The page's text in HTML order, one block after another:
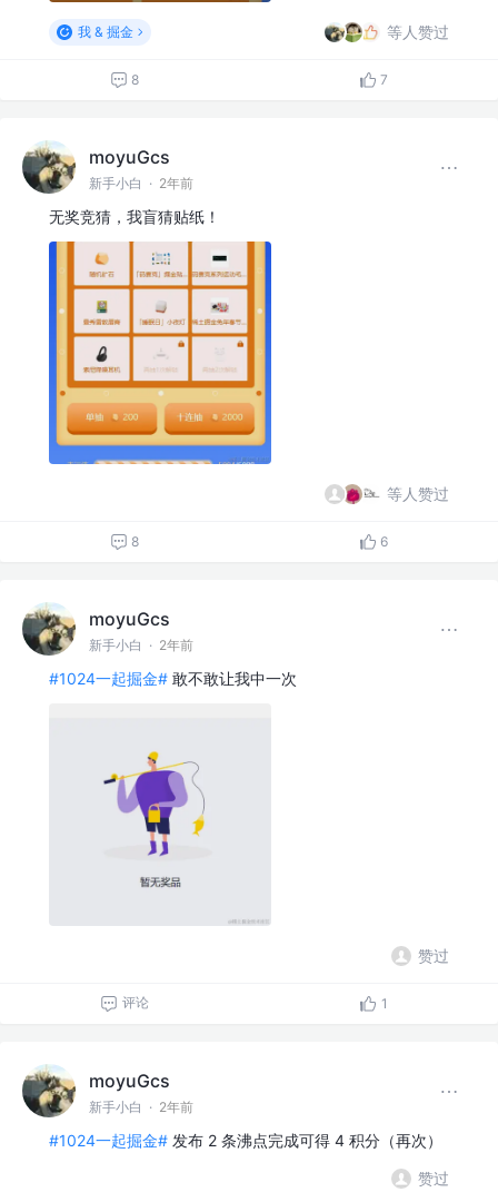
我 & 掘金 等人赞过
8 7
moyuGcs
新手小白 · 2年前
无奖竞猜，我盲猜贴纸！
等人赞过
8 6
moyuGcs
新手小白 · 2年前
#1024一起掘金# 敢不敢让我中一次
赞过
评论 1
moyuGcs
新手小白 · 2年前
#1024一起掘金# 发布 2 条沸点完成可得 4 积分（再次）
赞过